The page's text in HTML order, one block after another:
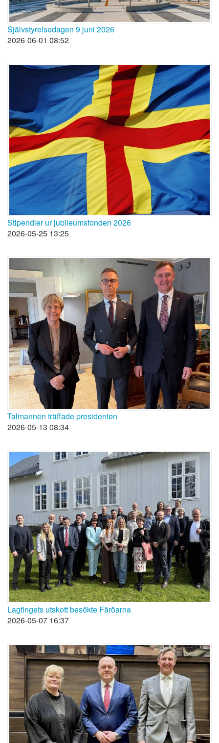
Självstyrelsedagen 9 juni 2026
2026-06-01 08:52
Stipendier ur jubileumsfonden 2026
2026-05-25 13:25
Talmannen träffade presidenten
2026-05-13 08:34
Lagtingets utskott besökte Färöarna
2026-05-07 16:37